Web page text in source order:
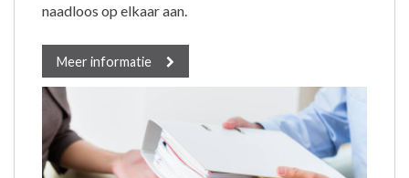
naadloos op elkaar aan.
Meer informatie